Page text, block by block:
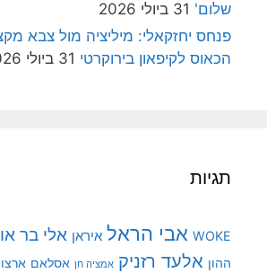
שלום' 31 ביולי 2026
פנחס יחזקאלי: מיליציה מול צבא
הכאוס לקיפאון בירוקרטי 31 ביולי 2026
תגיות
WOKE אבי הראל איראן אלי בר
ההון אלעד רזניק אמציה חן אסלאם